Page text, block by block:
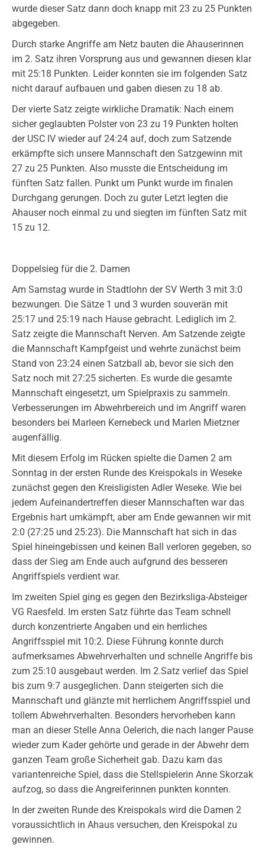
wurde dieser Satz dann doch knapp mit 23 zu 25 Punkten
abgegeben.
Durch starke Angriffe am Netz bauten die Ahauserinnen
im 2. Satz ihren Vorsprung aus und gewannen diesen klar
mit 25:18 Punkten. Leider konnten sie im folgenden Satz
nicht darauf aufbauen und gaben diesen zu 18 ab.
Der vierte Satz zeigte wirkliche Dramatik: Nach einem
sicher geglaubten Polster von 23 zu 19 Punkten holten
der USC IV wieder auf 24:24 auf, doch zum Satzende
erkämpfte sich unsere Mannschaft den Satzgewinn mit
27 zu 25 Punkten. Also musste die Entscheidung im
fünften Satz fallen. Punkt um Punkt wurde im finalen
Durchgang gerungen. Doch zu guter Letzt legten die
Ahauser noch einmal zu und siegten im fünften Satz mit
15 zu 12.
Doppelsieg für die 2. Damen
Am Samstag wurde in Stadtlohn der SV Werth 3 mit 3:0
bezwungen. Die Sätze 1 und 3 wurden souverän mit
25:17 und 25:19 nach Hause gebracht. Lediglich im 2.
Satz zeigte die Mannschaft Nerven. Am Satzende zeigte
die Mannschaft Kampfgeist und wehrte zunächst beim
Stand von 23:24 einen Satzball ab, bevor sie sich den
Satz noch mit 27:25 sicherten. Es wurde die gesamte
Mannschaft eingesetzt, um Spielpraxis zu sammeln.
Verbesserungen im Abwehrbereich und im Angriff waren
besonders bei Marleen Kernebeck und Marlen Mietzner
augenfällig.
Mit diesem Erfolg im Rücken spielte die Damen 2 am
Sonntag in der ersten Runde des Kreispokals in Weseke
zunächst gegen den Kreisligisten Adler Weseke. Wie bei
jedem Aufeinandertreffen dieser Mannschaften war das
Ergebnis hart umkämpft, aber am Ende gewannen wir mit
2:0 (27:25 und 25:23). Die Mannschaft hat sich in das
Spiel hineingebissen und keinen Ball verloren gegeben, so
dass der Sieg am Ende auch aufgrund des besseren
Angriffspiels verdient war.
Im zweiten Spiel ging es gegen den Bezirksliga-Absteiger
VG Raesfeld. Im ersten Satz führte das Team schnell
durch konzentrierte Angaben und ein herrliches
Angriffsspiel mit 10:2. Diese Führung konnte durch
aufmerksames Abwehrverhalten und schnelle Angriffe bis
zum 25:10 ausgebaut werden. Im 2.Satz verlief das Spiel
bis zum 9:7 ausgeglichen. Dann steigerten sich die
Mannschaft und glänzte mit herrlichem Angriffsspiel und
tollem Abwehrverhalten. Besonders hervorheben kann
man an dieser Stelle Anna Oelerich, die nach langer Pause
wieder zum Kader gehörte und gerade in der Abwehr dem
ganzen Team große Sicherheit gab. Dazu kam das
variantenreiche Spiel, dass die Stellspielerin Anne Skorzak
aufzog, so dass die Angreiferinnen punkten konnten.
In der zweiten Runde des Kreispokals wird die Damen 2
voraussichtlich in Ahaus versuchen, den Kreispokal zu
gewinnen.